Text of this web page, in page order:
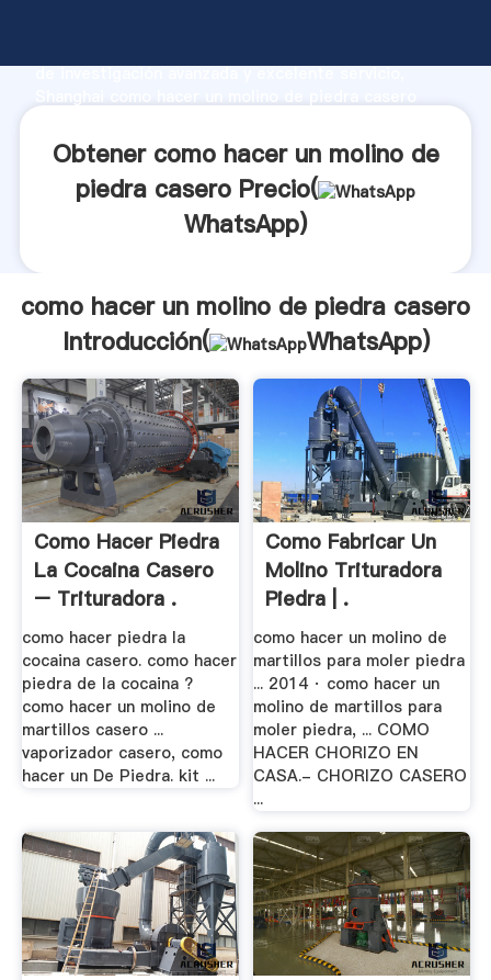
de investigación avanzada y excelente servicio,
clientes.
Obtener como hacer un molino de
piedra casero Precio(
WhatsApp)
como hacer un molino de piedra casero
Introducción(
WhatsApp)
Como Hacer Piedra
La Cocaina Casero
– Trituradora .
como hacer piedra la
cocaina casero. como hacer
piedra de la cocaina ?
como hacer un molino de
martillos casero ...
vaporizador casero, como
hacer un De Piedra. kit ...
Como Fabricar Un
Molino Trituradora
Piedra | .
como hacer un molino de
martillos para moler piedra
... 2014 · como hacer un
molino de martillos para
moler piedra, ... COMO
HACER CHORIZO EN
CASA.- CHORIZO CASERO
...